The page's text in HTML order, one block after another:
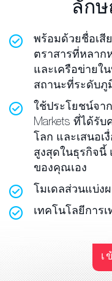
ลัก
พร้อมด้วยชื่อเสี
ตราสารที่หลาก
และเครือข่ายใ
สถานะที่ระดับภู
ใช้ประโยชน์จา
Markets ที่ได้รั
โลก และเสนอเ
สูงสุดในธุรกิจนี้
ของคุณเอง
โมเดลส่วนแบ่
เทคโนโลยีการ
เ